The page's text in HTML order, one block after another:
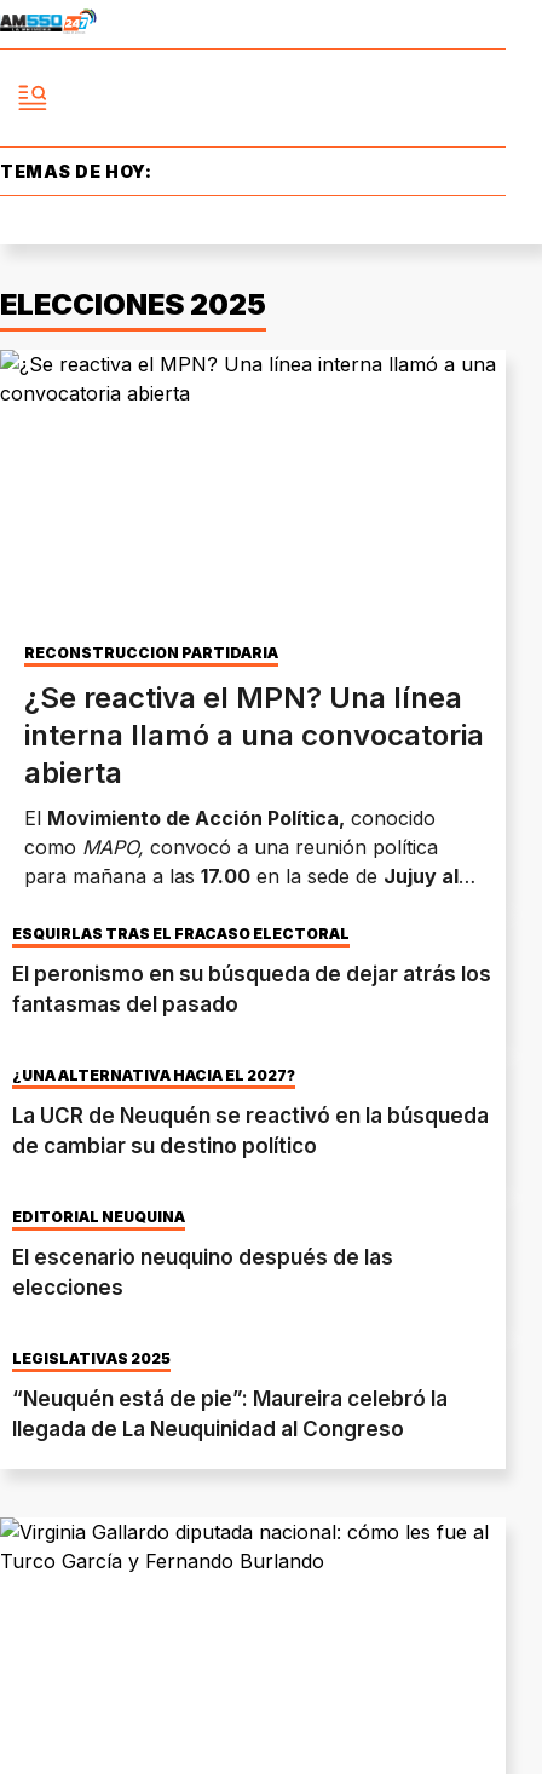
TEMAS DE HOY:
ELECCIONES 2025
RECONSTRUCCIÓN PARTIDARIA
¿Se reactiva el MPN? Una línea
interna llamó a una convocatoria
abierta
El Movimiento de Acción Política, conocido
como MAPO, convocó a una reunión política
para mañana a las 17.00 en la sede de Jujuy al
del comunicado que se difundió en las últimas
horas.
ESQUIRLAS TRAS EL FRACASO ELECTORAL
El peronismo en su búsqueda de dejar atrás los
fantasmas del pasado
¿UNA ALTERNATIVA HACIA EL 2027?
La UCR de Neuquén se reactivó en la búsqueda
de cambiar su destino político
EDITORIAL NEUQUINA
El escenario neuquino después de las
elecciones
LEGISLATIVAS 2025
“Neuquén está de pie”: Maureira celebró la
llegada de La Neuquinidad al Congreso